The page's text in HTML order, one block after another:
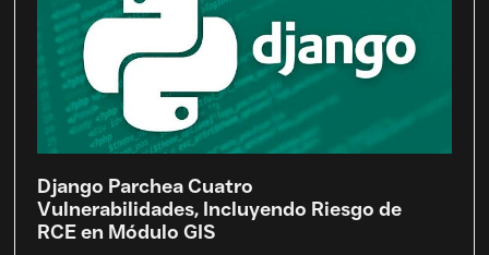
Django Parchea Cuatro
Vulnerabilidades, Incluyendo Riesgo de
RCE en Módulo GIS